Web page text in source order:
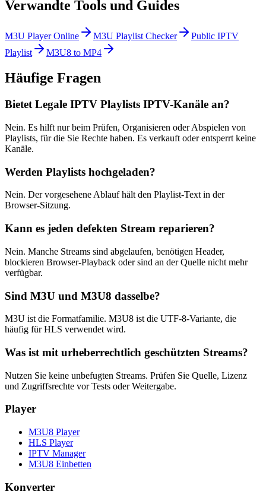
Verwandte Tools und Guides
M3U Player Online M3U Playlist Checker
Public IPTV
Playlist
M3U8 to MP4
Häufige Fragen
Bietet Legale IPTV Playlists IPTV-Kanäle an?
Nein. Es hilft nur beim Prüfen, Organisieren oder Abspielen von
Playlists, für die Sie Rechte haben. Es verkauft oder entsperrt keine
Kanäle.
Werden Playlists hochgeladen?
Nein. Der vorgesehene Ablauf hält den Playlist-Text in der
Browser-Sitzung.
Kann es jeden defekten Stream reparieren?
Nein. Manche Streams sind abgelaufen, benötigen Header,
blockieren Browser-Playback oder sind an der Quelle nicht mehr
verfügbar.
Sind M3U und M3U8 dasselbe?
M3U ist die Formatfamilie. M3U8 ist die UTF-8-Variante, die
häufig für HLS verwendet wird.
Was ist mit urheberrechtlich geschützten Streams?
Nutzen Sie keine unbefugten Streams. Prüfen Sie Quelle, Lizenz
und Zugriffsrechte vor Tests oder Weitergabe.
Player
M3U8 Player
HLS Player
IPTV Manager
M3U8 Einbetten
Konverter